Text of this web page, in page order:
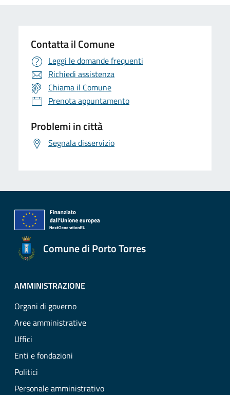
Contatta il Comune
Leggi le domande frequenti
Richiedi assistenza
Chiama il Comune
Prenota appuntamento
Problemi in città
Segnala disservizio
Comune di Porto Torres
AMMINISTRAZIONE
Organi di governo
Aree amministrative
Uffici
Enti e fondazioni
Politici
Personale amministrativo